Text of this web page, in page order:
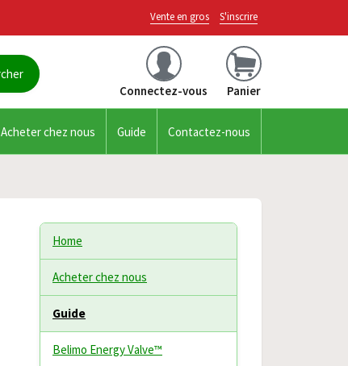
Vente en gros S'inscrire
Connectez-vous Panier
Acheter chez nous Guide Contactez-nous
Home
Acheter chez nous
Guide
Belimo Energy Valve™